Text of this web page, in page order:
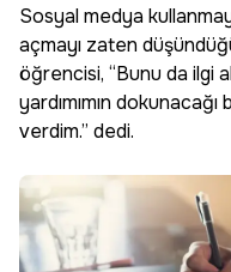
Sosyal medya
açmayı zaten
öğrencisi, “Bunu da ilgi
yardımımın
verdim.” dedi.